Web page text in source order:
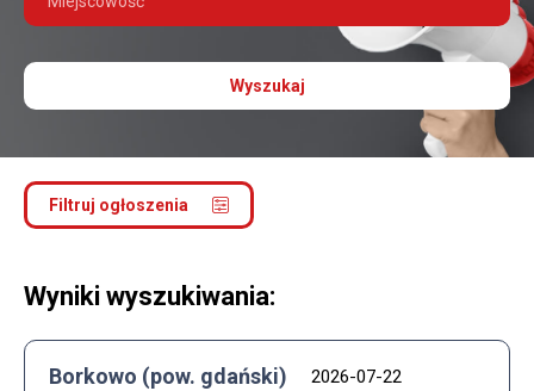
Wyszukaj
Filtruj ogłoszenia
Wyniki wyszukiwania:
Borkowo (pow. gdański) 2026-07-22